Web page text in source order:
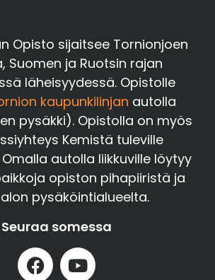
Opisto sijaitsee Tornionjoen
Suomen ja Ruotsin rajan
läheisyydessä. Opistolle
kaupunkilinjan autolla
pysäkki). Opistolla on myös
Kemistä tuleville
autolla liikkuville löytyy
opiston pihapiiristä ja
pysäköintialueelta.
Seuraa somessa